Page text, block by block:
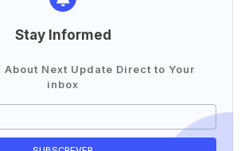
Stay Informed
Next Update Direct to Your
inbox